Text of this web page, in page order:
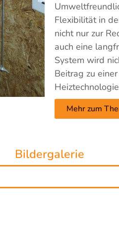
Flexibilität in
nicht nur zur
auch eine
System wird
Beitrag zu
Mehr zum
Bildergalerie